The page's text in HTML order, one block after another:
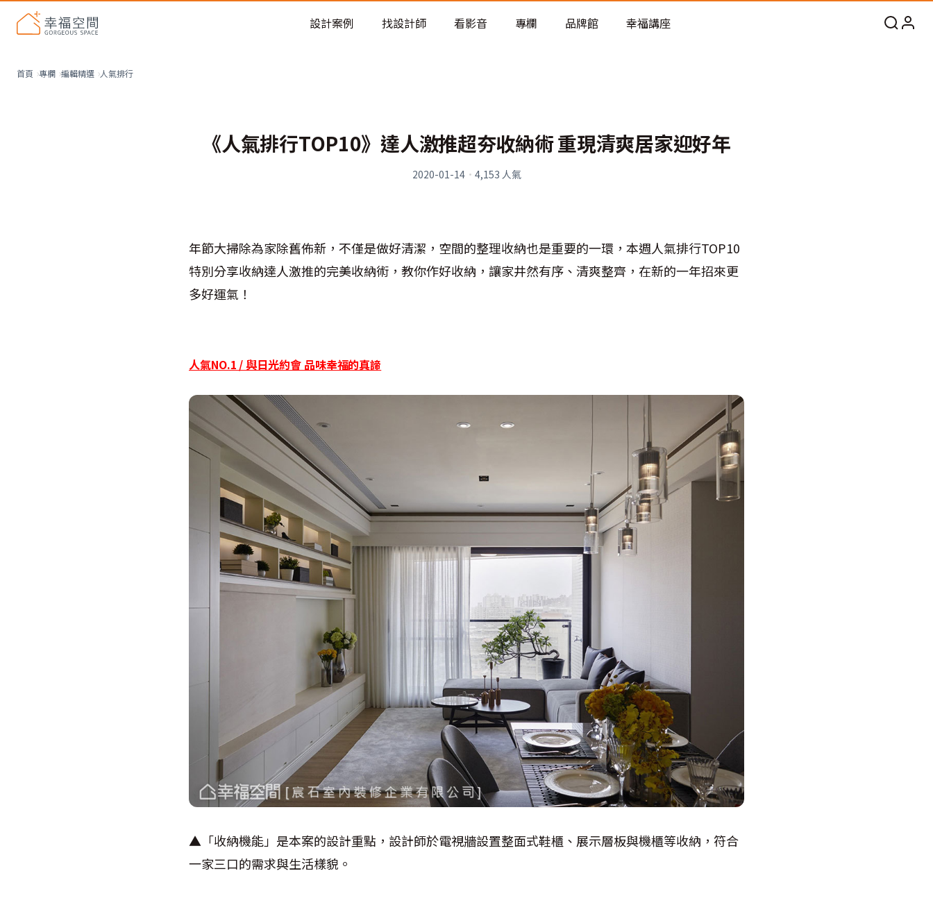
老屋預算分配與高 CP 值煥新術
設計案例 找設計師 看影音 專欄 品牌館 幸福講座
首頁 專欄 編輯精選 人氣排行
《人氣排行TOP10》達人激推超夯收納術 重現清爽居家迎好年
2020-01-14· 4,153 人氣
年節大掃除為家除舊佈新，不僅是做好清潔，空間的整理收納也是重要的一環，本週人氣排行TOP10
特別分享收納達人激推的完美收納術，教你作好收納，讓家井然有序、清爽整齊，在新的一年招來更
多好運氣！
人氣NO.1 / 與日光約會 品味幸福的真諦
▲「收納機能」是本案的設計重點，設計師於電視牆設置整面式鞋櫃、展示層板與機櫃等收納，符合
一家三口的需求與生活樣貌。